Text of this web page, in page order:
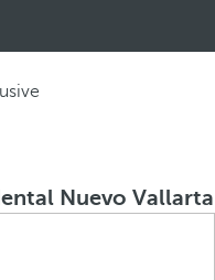
Nuevo Vallarta